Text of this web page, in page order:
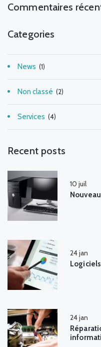
Commentaires
Categories
News (1)
Non classé (2)
Services (4)
Recent posts
10 juil
24jan
24jan